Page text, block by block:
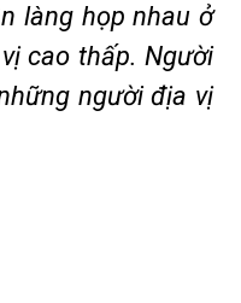
làng họp nhau ở
cao thấp. Người
người địa vị